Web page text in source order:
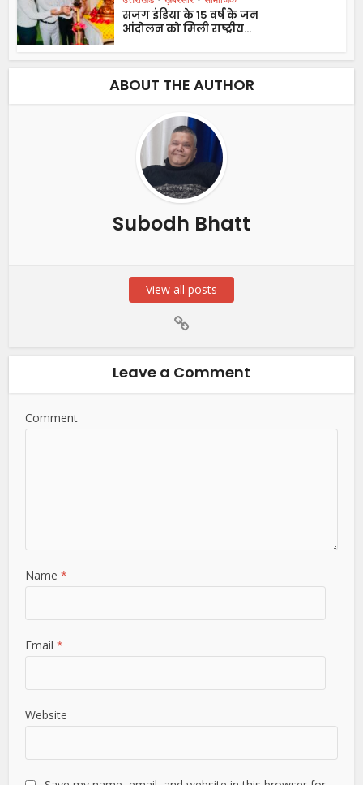
सजग इंडिया के 15 वर्ष के जन
आंदोलन को मिली राष्ट्रीय...
ABOUT THE AUTHOR
Subodh Bhatt
View all posts
Leave a Comment
Comment
Name*
Email*
Website